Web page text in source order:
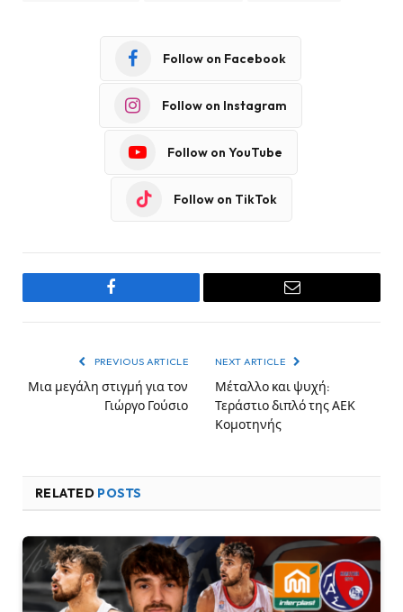
Follow on Facebook
Follow on Instagram
Follow on YouTube
Follow on TikTok
Facebook Email
PREVIOUS ARTICLE
Μια μεγάλη στιγμή για τον
Γιώργο Γούσιο
NEXT ARTICLE
Μέταλλο και ψυχή:
Τεράστιο διπλό της ΑΕΚ
Κομοτηνής
RELATED POSTS